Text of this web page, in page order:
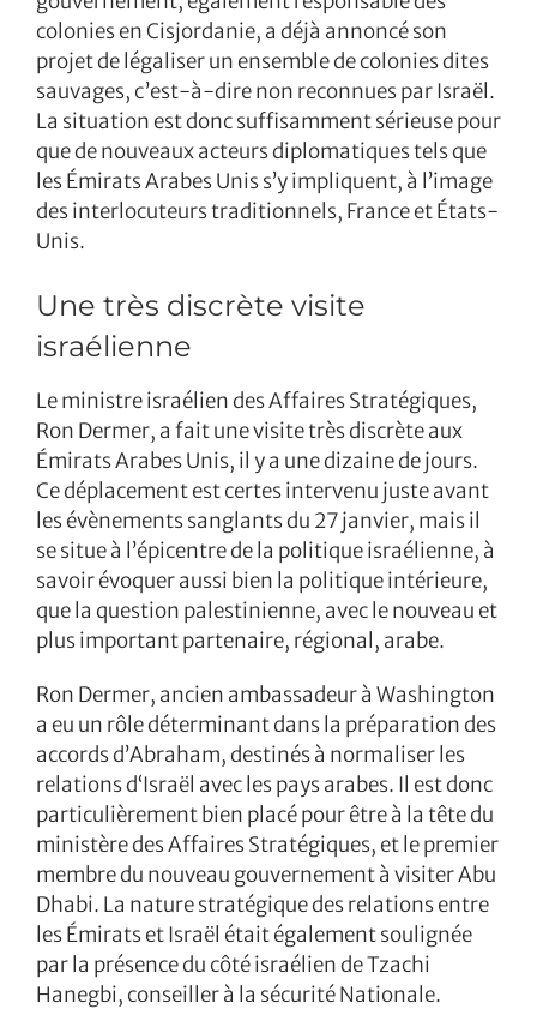
colonies en Cisjordanie, a déjà annoncé son
projet de légaliser un ensemble de colonies dites
sauvages, c’est-à-dire non reconnues par Israël.
La situation est donc suffisamment sérieuse pour
que de nouveaux acteurs diplomatiques tels que
les Émirats Arabes Unis s’y impliquent, à l’image
des interlocuteurs traditionnels, France et États-
Unis.
Une très discrète visite
israélienne
Le ministre israélien des Affaires Stratégiques,
Ron Dermer, a fait une visite très discrète aux
Émirats Arabes Unis, il y a une dizaine de jours.
Ce déplacement est certes intervenu juste avant
les évènements sanglants du 27 janvier, mais il
se situe à l’épicentre de la politique israélienne, à
savoir évoquer aussi bien la politique intérieure,
que la question palestinienne, avec le nouveau et
plus important partenaire, régional, arabe.
Ron Dermer, ancien ambassadeur à Washington
a eu un rôle déterminant dans la préparation des
accords d’Abraham, destinés à normaliser les
relations d‘Israël avec les pays arabes. Il est donc
particulièrement bien placé pour être à la tête du
ministère des Affaires Stratégiques, et le premier
membre du nouveau gouvernement à visiter Abu
Dhabi. La nature stratégique des relations entre
les Émirats et Israël était également soulignée
par la présence du côté israélien de Tzachi
Hanegbi, conseiller à la sécurité Nationale.